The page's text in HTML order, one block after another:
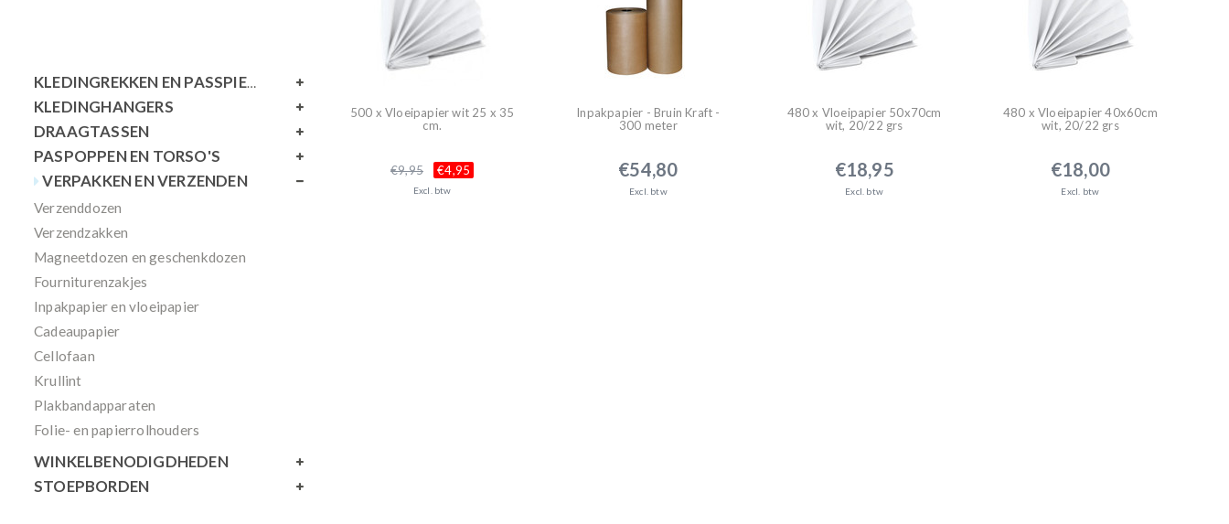
KLEDINGREKKEN EN PASSPIEGELS
KLEDINGHANGERS
DRAAGTASSEN
PASPOPPEN EN TORSO'S
VERPAKKEN EN VERZENDEN
Verzenddozen
Verzendzakken
Magneetdozen en geschenkdozen
Fourniturenzakjes
Inpakpapier en vloeipapier
Cadeaupapier
Cellofaan
Krullint
Plakbandapparaten
Folie- en papierrolhouders
WINKELBENODIGDHEDEN
STOEPBORDEN
500 x Vloeipapier wit 25 x 35
cm.
€9,95 €4,95
Excl. btw
Inpakpapier - Bruin Kraft -
300 meter
€54,80
Excl. btw
480 x Vloeipapier 50x70cm
wit, 20/22 grs
€18,95
Excl. btw
480 x Vloeipapier 40x60cm
wit, 20/22 grs
€18,00
Excl. btw